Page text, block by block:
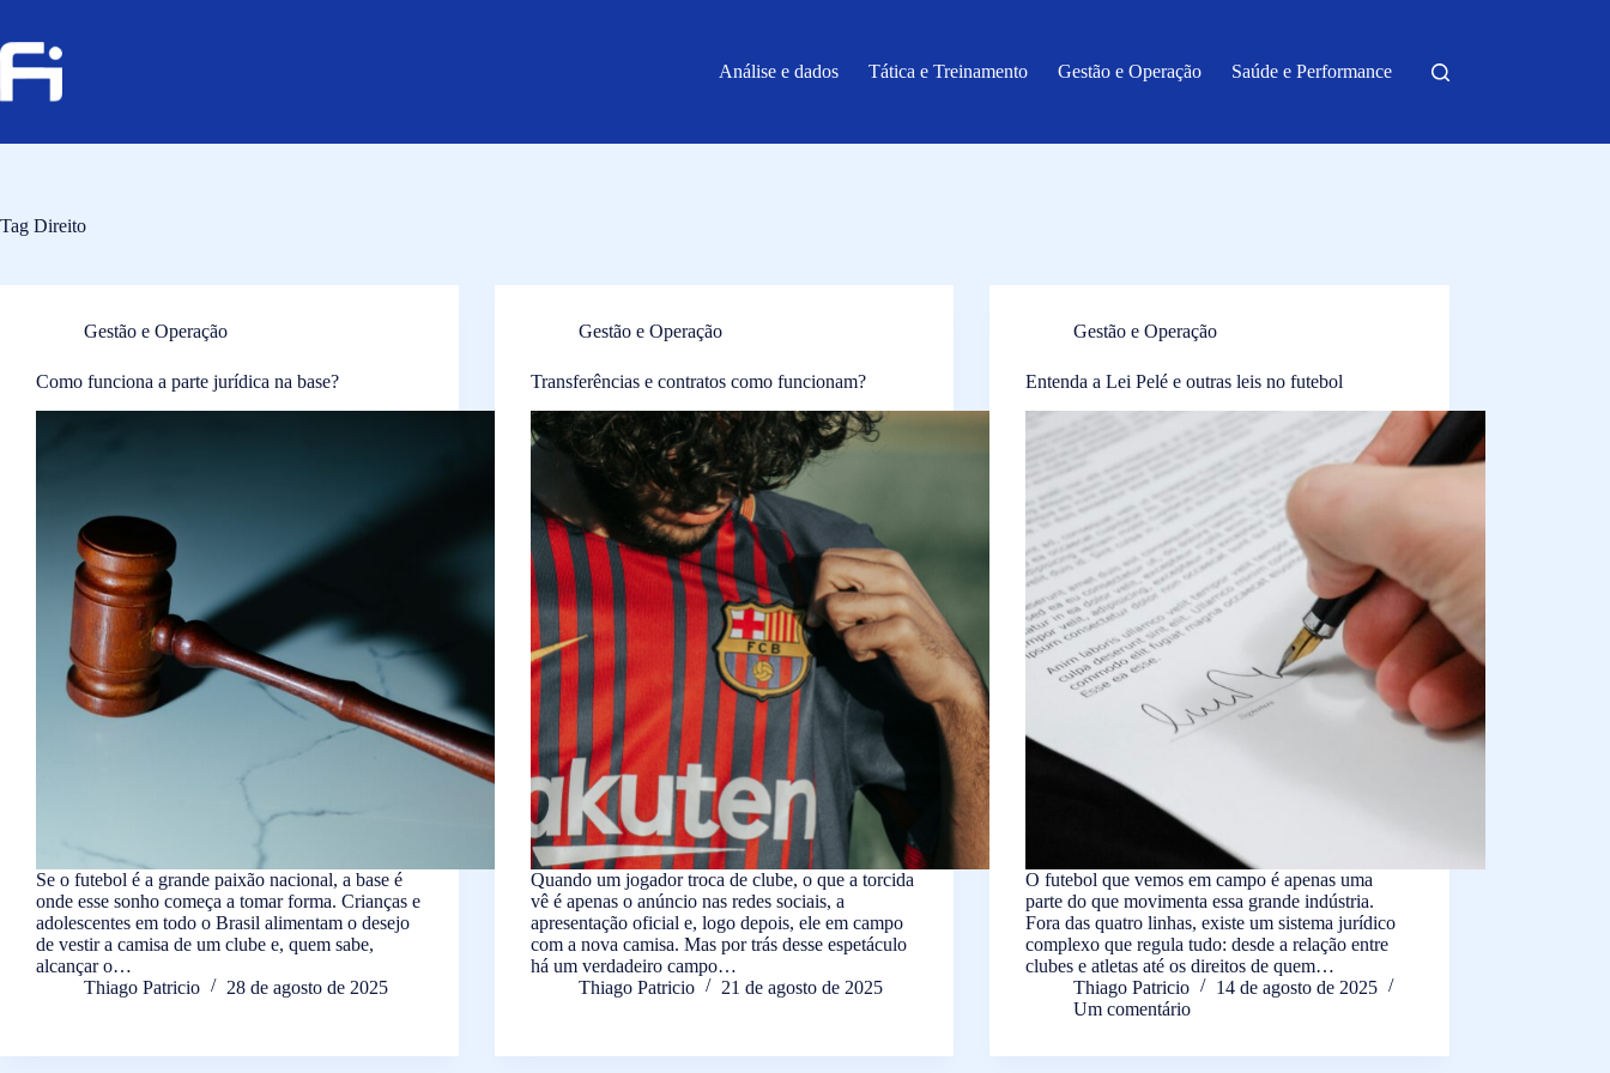
o
conteúdo
Análise e dados Tática e Treinamento Gestão e Operação Saúde e Performance
Tag Direito
Gestão e Operação
Como funciona a parte jurídica na base?
Se o futebol é a grande paixão nacional, a base é
onde esse sonho começa a tomar forma. Crianças e
adolescentes em todo o Brasil alimentam o desejo
de vestir a camisa de um clube e, quem sabe,
alcançar o…
Thiago Patricio
28 de agosto de 2025
Gestão e Operação
Transferências e contratos como funcionam?
Quando um jogador troca de clube, o que a torcida
vê é apenas o anúncio nas redes sociais, a
apresentação oficial e, logo depois, ele em campo
com a nova camisa. Mas por trás desse espetáculo
há um verdadeiro campo…
Thiago Patricio
21 de agosto de 2025
Gestão e Operação
Entenda a Lei Pelé e outras leis no futebol
O futebol que vemos em campo é apenas uma
parte do que movimenta essa grande indústria.
Fora das quatro linhas, existe um sistema jurídico
complexo que regula tudo: desde a relação entre
clubes e atletas até os direitos de quem…
Thiago Patricio
14 de agosto de 2025
Um comentário